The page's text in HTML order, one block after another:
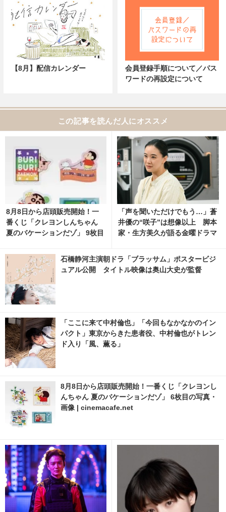
【8月】配信カレンダー
会員登録手順について／パス
ワードの再設定について
この記事を読んだ人にオススメ
8月8日から店頭販売開始！一
番くじ「クレヨンしんちゃん
夏のバケーションだゾ」 9枚目
t
「声を聞いただけでもう…」蒼
井優の“咲子”は想像以上 脚本
家・生方美久が語る金曜ドラマ
石橋静河主演朝ドラ「ブラッサム」ポスタービジ
ュアル公開 タイトル映像は奥山大史が監督
「ここに来て中村倫也」「今回もなかなかのイン
パクト」東京からきた患者役、中村倫也がトレン
ド入り「風、薫る」
8月8日から店頭販売開始！一番くじ「クレヨンし
んちゃん 夏のバケーションだゾ」 6枚目の写真・
画像 | cinemacafe.net